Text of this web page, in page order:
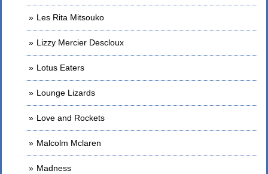
Les Rita Mitsouko
Lizzy Mercier Descloux
Lotus Eaters
Lounge Lizards
Love and Rockets
Malcolm Mclaren
Madness